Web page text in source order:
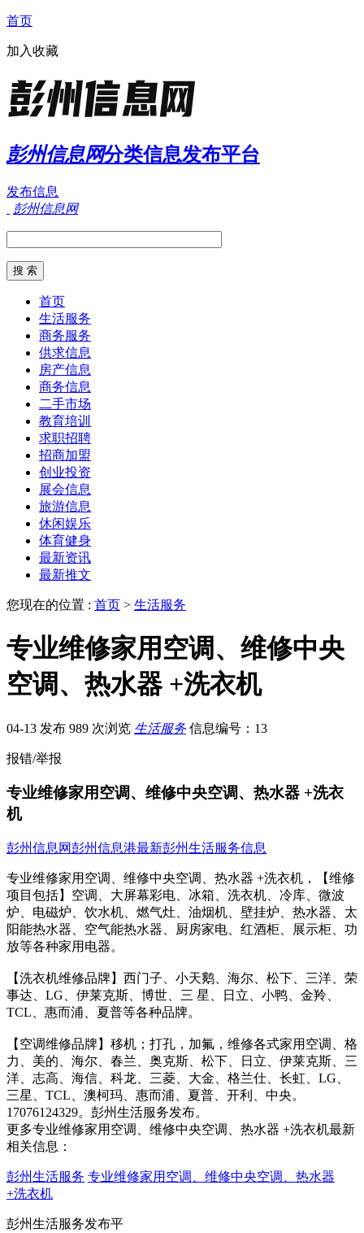
首页
加入收藏
彭州信息网分类信息发布平台
发布信息
彭州信息网
首页
生活服务
商务服务
供求信息
房产信息
商务信息
二手市场
教育培训
求职招聘
招商加盟
创业投资
展会信息
旅游信息
休闲娱乐
体育健身
最新资讯
最新推文
您现在的位置 : 首页 > 生活服务
专业维修家用空调、维修中央
空调、热水器 +洗衣机
04-13 发布 989 次浏览 生活服务 信息编号：13
报错/举报
专业维修家用空调、维修中央空调、热水器 +洗衣
机
彭州信息网彭州信息港最新彭州生活服务信息
专业维修家用空调、维修中央空调、热水器 +洗衣机，【维修
项目包括】空调、大屏幕彩电、冰箱、洗衣机、冷库、微波
炉、电磁炉、饮水机、燃气灶、油烟机、壁挂炉、热水器、太
阳能热水器、空气能热水器、厨房家电、红酒柜、展示柜、功
放等各种家用电器。
【洗衣机维修品牌】西门子、小天鹅、海尔、松下、三洋、荣
事达、LG、伊莱克斯、博世、三 星、日立、小鸭、金羚、
TCL、惠而浦、夏普等各种品牌。
【空调维修品牌】移机；打孔，加氟，维修各式家用空调、格
力、美的、海尔、春兰、奥克斯、松下、日立、伊莱克斯、三
洋、志高、海信、科龙、三菱、大金、格兰仕、长虹、LG、
三星、TCL、澳柯玛、惠而浦、夏普、开利、中央。
17076124329。彭州生活服务发布。
更多专业维修家用空调、维修中央空调、热水器 +洗衣机最新
相关信息：
彭州生活服务 专业维修家用空调、维修中央空调、热水器
+洗衣机
彭州生活服务发布平